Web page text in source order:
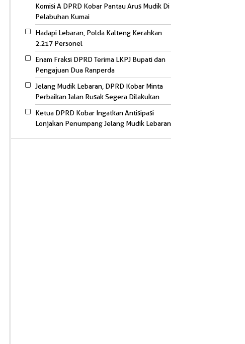
Komisi A DPRD Kobar Pantau Arus Mudik Di
Pelabuhan Kumai
Hadapi Lebaran, Polda Kalteng Kerahkan
2.217 Personel
Enam Fraksi DPRD Terima LKPJ Bupati dan
Pengajuan Dua Ranperda
Jelang Mudik Lebaran, DPRD Kobar Minta
Perbaikan Jalan Rusak Segera Dilakukan
Ketua DPRD Kobar Ingatkan Antisipasi
Lonjakan Penumpang Jelang Mudik Lebaran